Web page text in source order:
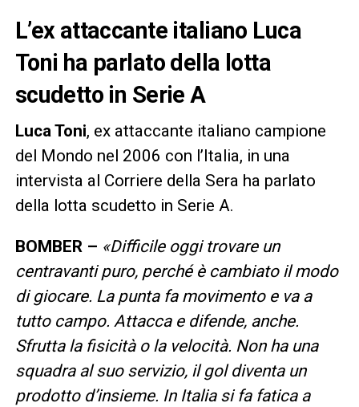
L’ex attaccante italiano Luca
Toni ha parlato della lotta
scudetto in Serie A
Luca Toni, ex attaccante italiano campione
del Mondo nel 2006 con l’Italia, in una
intervista al Corriere della Sera ha parlato
della lotta scudetto in Serie A.
BOMBER – «Difficile oggi trovare un
centravanti puro, perché è cambiato il modo
di giocare. La punta fa movimento e va a
tutto campo. Attacca e difende, anche.
Sfrutta la fisicità o la velocità. Non ha una
squadra al suo servizio, il gol diventa un
prodotto d’insieme. In Italia si fa fatica a